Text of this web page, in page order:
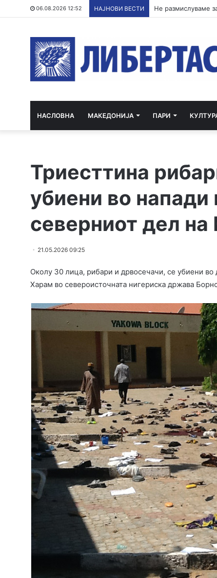
06.08.2026 12:52 НАЈНОВИ ВЕСТИ
НАСЛОВНА МАКЕДОНИЈА ПАРИ
Триесттина
убиени во
северниот дел на
21.05.2026 09:25
Околу 30 лица, рибари и дрвосечачи, се убиени
Харам во североисточната нигериска држава